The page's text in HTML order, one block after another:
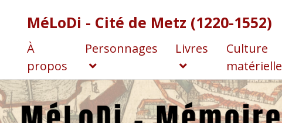
MéLoDi - Cité de Metz (1220-1552)
À
propos
Personnages Livres
Culture
matérielle